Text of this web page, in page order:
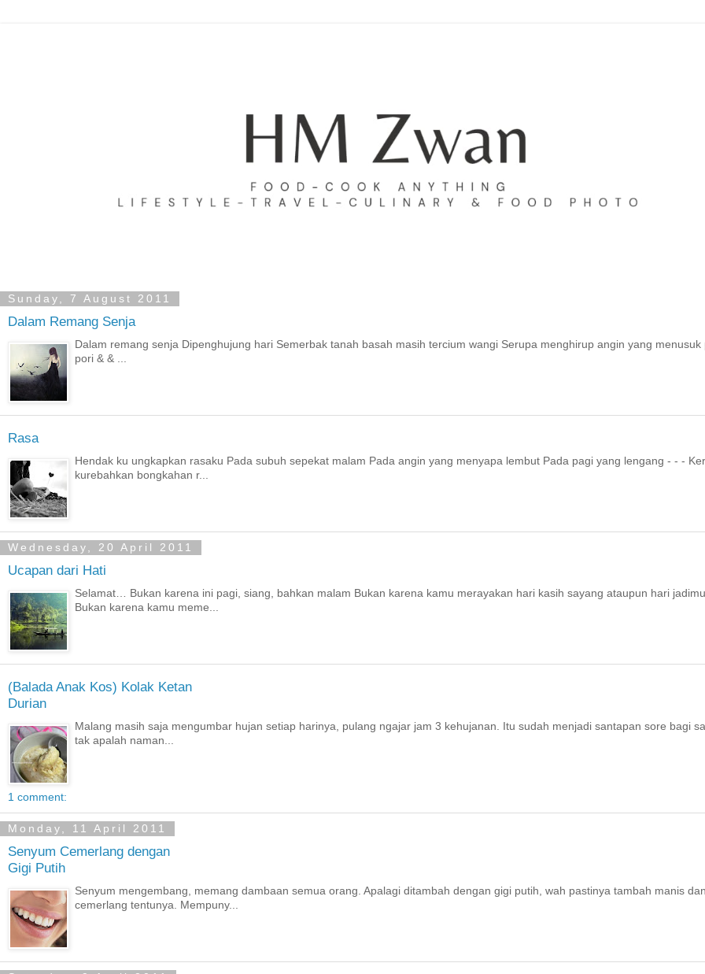
Sunday, 7 August 2011
Dalam Remang Senja
Dalam remang senja Dipenghujung hari Semerbak tanah basah masih tercium wangi Serupa menghirup angin yang menusuk
pori & & ...
Rasa
Hendak ku ungkapkan rasaku Pada subuh sepekat malam Pada angin yang menyapa lembut Pada pagi yang lengang - - -
kurebahkan bongkahan r...
Wednesday, 20 April 2011
Ucapan dari Hati
Selamat… Bukan karena ini pagi, siang, bahkan malam Bukan karena kamu merayakan hari kasih sayang ataupun hari jadimu
Bukan karena kamu meme...
(Balada Anak Kos) Kolak Ketan
Durian
Malang masih saja mengumbar hujan setiap harinya, pulang ngajar jam 3 kehujanan. Itu sudah menjadi santapan sore bagi
tak apalah naman...
1 comment:
Monday, 11 April 2011
Senyum Cemerlang dengan
Gigi Putih
Senyum mengembang, memang dambaan semua orang. Apalagi ditambah dengan gigi putih, wah pastinya tambah manis dan
cemerlang tentunya. Mempuny...